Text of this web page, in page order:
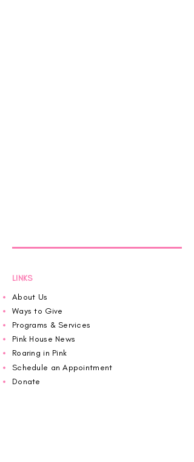
LINKS
About Us
Ways to Give
Programs & Services
Pink House News
Roaring in Pink
Schedule an Appointment
Donate